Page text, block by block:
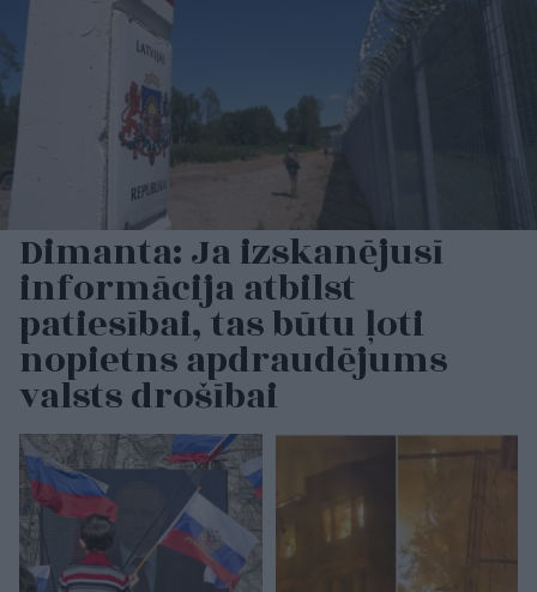
Dimanta: Ja izskanējusī
informācija atbilst
patiesībai, tas būtu ļoti
nopietns apdraudējums
valsts drošībai